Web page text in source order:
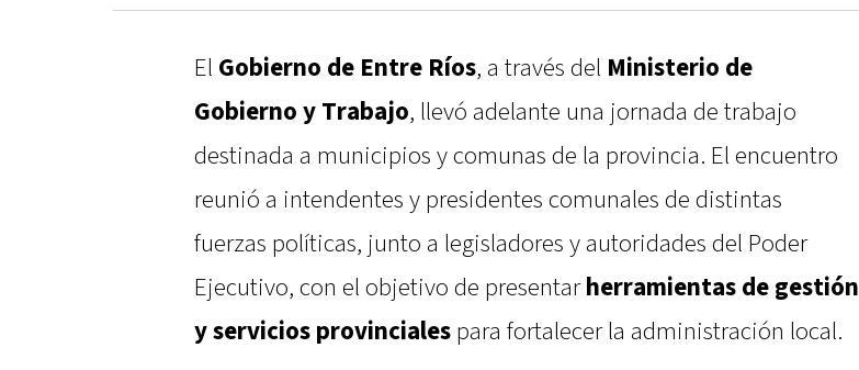
El Gobierno de Entre Ríos, a través del Ministerio de
Gobierno y Trabajo, llevó adelante una jornada de trabajo
destinada a municipios y comunas de la provincia. El encuentro
reunió a intendentes y presidentes comunales de distintas
fuerzas políticas, junto a legisladores y autoridades del Poder
Ejecutivo, con el objetivo de presentarherramientas de gestión
y servicios provinciales para fortalecer la administración local.